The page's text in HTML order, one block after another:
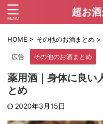
超お
HOME > その他のお酒まとめ >
広告 その他のお酒まとめ
薬用酒｜身体に良い
とめ
2020年3月15日